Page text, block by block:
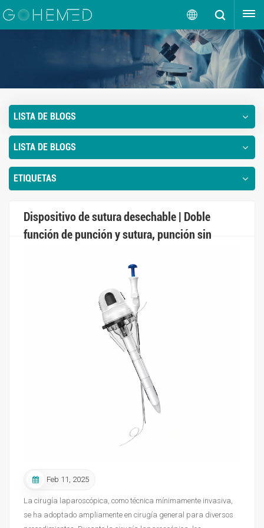
Español
English
OBTENGA UNA COTIZACIÓN
LISTA DE BLOGS
LISTA DE BLOGS
ETIQUETAS
Dispositivo de sutura desechable | Doble
función de punción y sutura, punción sin
Feb 11, 2025
La cirugía laparoscópica, como técnica mínimamente invasiva,
se ha adoptado ampliamente en cirugía general para diversos